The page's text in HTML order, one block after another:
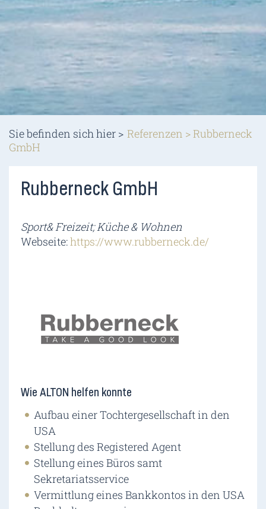
Sie befinden sich hier > Referenzen >Rubberneck
GmbH
Rubberneck GmbH
Sport& Freizeit; Küche & Wohnen
Webseite:https://www.rubberneck.de/
Wie ALTON helfen konnte
Aufbau einer Tochtergesellschaft in den
USA
Stellung des Registered Agent
Stellung eines Büros samt
Sekretariatsservice
Vermittlung eines Bankkontos in den USA